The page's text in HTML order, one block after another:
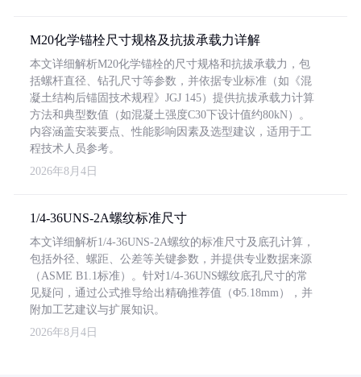
M20化学锚栓尺寸规格及抗拔承载力详解
本文详细解析M20化学锚栓的尺寸规格和抗拔承载力，包
括螺杆直径、钻孔尺寸等参数，并依据专业标准（如《混
凝土结构后锚固技术规程》JGJ 145）提供抗拔承载力计算
方法和典型数值（如混凝土强度C30下设计值约80kN）。
内容涵盖安装要点、性能影响因素及选型建议，适用于工
程技术人员参考。
2026年8月4日
1/4-36UNS-2A螺纹标准尺寸
本文详细解析1/4-36UNS-2A螺纹的标准尺寸及底孔计算，
包括外径、螺距、公差等关键参数，并提供专业数据来源
（ASME B1.1标准）。针对1/4-36UNS螺纹底孔尺寸的常
见疑问，通过公式推导给出精确推荐值（Φ5.18mm），并
附加工艺建议与扩展知识。
2026年8月4日